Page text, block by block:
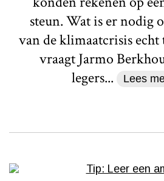
steun. Wat is er nodig
van de klimaatcrisis echt
vraagt Jarmo
legers...
Lees